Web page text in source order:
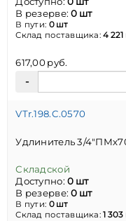
В резерве:0 шт
В пути: 0 шт
Склад поставщика:4
617,00 руб.
VTr.198.C.0570
Удлинитель 3/
Складской
Доступно:0 шт
В резерве:0 шт
В пути: 0 шт
Склад поставщика:1